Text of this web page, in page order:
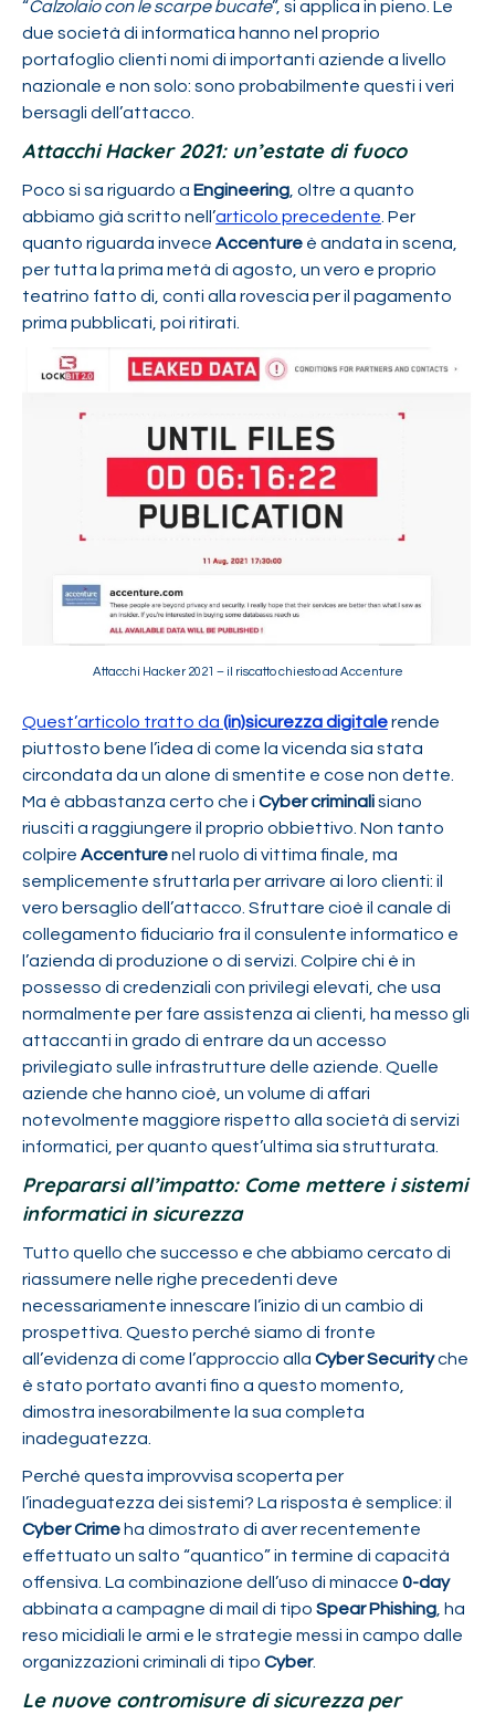
“Calzolaio con le scarpe bucate”, si applica in pieno. Le
due società di informatica hanno nel proprio
portafoglio clienti nomi di importanti aziende a livello
nazionale e non solo: sono probabilmente questi i veri
bersagli dell’attacco.
Attacchi Hacker 2021: un’estate di fuoco
Poco si sa riguardo a Engineering oltre a quanto
abbiamo già scritto nell’articolo precedente . Per
quanto riguarda invece Accenture è andata in scena,
per tutta la prima metà di agosto, un vero e proprio
teatrino fatto di, conti alla rovescia per il pagamento
prima pubblicati, poi ritirati.
Attacchi Hacker 2021 – il riscatto chiesto ad Accenture
Quest’articolo tratto da (in)sicurezza digitalerende
piuttosto bene l’idea di come la vicenda sia stata
circondata da un alone di smentite e cose non dette.
Ma è abbastanza certo che i Cyber criminalisiano
riusciti a raggiungere il proprio obbiettivo. Non tanto
colpire Accenturenel ruolo di vittima finale, ma
semplicemente sfruttarla per arrivare ai loro clienti: il
vero bersaglio dell’attacco. Sfruttare cioè il canale di
collegamento fiduciario fra il consulente informatico e
l’azienda di produzione o di servizi. Colpire chi è in
possesso di credenziali con privilegi elevati, che usa
normalmente per fare assistenza ai clienti, ha messo gli
attaccanti in grado di entrare da un accesso
privilegiato sulle infrastrutture delle aziende. Quelle
aziende che hanno cioè, un volume di affari
notevolmente maggiore rispetto alla società di servizi
informatici, per quanto quest’ultima sia strutturata.
Prepararsi all’impatto: Come mettere i sistemi
informatici in sicurezza
Tutto quello che successo e che abbiamo cercato di
riassumere nelle righe precedenti deve
necessariamente innescare l’inizio di un cambio di
prospettiva. Questo perché siamo di fronte
all’evidenza di come l’approccio alla Cyber Securityche
è stato portato avanti fino a questo momento,
dimostra inesorabilmente la sua completa
inadeguatezza.
Perché questa improvvisa scoperta per
l’inadeguatezza dei sistemi? La risposta è semplice: il
Cyber Crime ha dimostrato di aver recentemente
effettuato un salto “quantico” in termine di capacità
offensiva. La combinazione dell’uso di minacce 0-day
abbinata a campagne di mail di tipo Spear Phishing , ha
reso micidiali le armi e le strategie messi in campo dalle
organizzazioni criminali di tipo Cyber.
Le nuove contromisure di sicurezza per